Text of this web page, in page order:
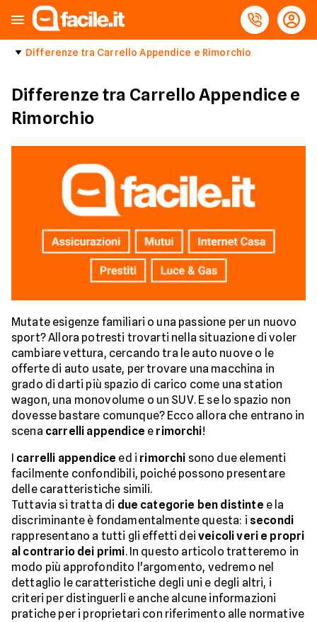
Differenze tra Carrello Appendice e Rimorchio
Differenze tra Carrello Appendice e
Rimorchio
Mutate esigenze familiari o una passione per un nuovo
sport? Allora potresti trovarti nella situazione di voler
cambiare vettura, cercando tra le auto nuove o le
offerte di auto usate, per trovare una macchina in
grado di darti più spazio di carico come una station
wagon, una monovolume o un SUV. E se lo spazio non
dovesse bastare comunque? Ecco allora che entrano in
scena carrelli appendice e rimorchi!
carrelli appendice ed i rimorchi sono due elementi
facilmente confondibili, poiché possono presentare
delle caratteristiche simili.
Tuttavia si tratta di due categorie ben distinte e la
discriminante è fondamentalmente questa: i secondi
rappresentano a tutti gli effetti deiveicoli veri e propri
al contrario dei primi. In questo articolo tratteremo in
modo più approfondito l'argomento, vedremo nel
dettaglio le caratteristiche degli uni e degli altri, i
criteri per distinguerli e anche alcune informazioni
pratiche per i proprietari con riferimento alle normative